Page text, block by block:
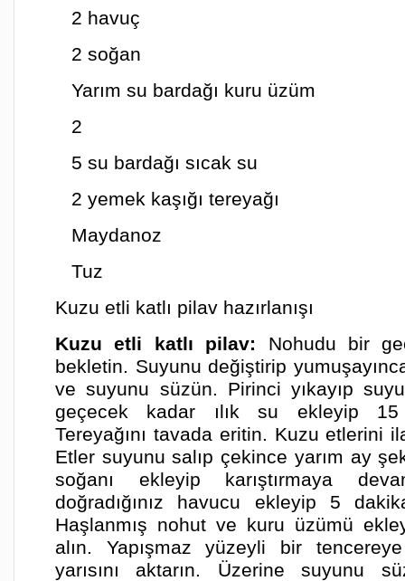
2 havuç
2 soğan
Yarım su bardağı kuru üzüm
2
5 su bardağı sıcak su
2 yemek kaşığı tereyağı
Maydanoz
Tuz
Kuzu etli katlı pilav hazırlanışı
Kuzu etli katlı pilav: Nohudu bir
bekletin. Suyunu değiştirip
ve suyunu süzün. Pirinci yıkayıp
geçecek kadar ılık su ekleyip
Tereyağını tavada eritin. Kuzu etlerini
Etler suyunu salıp çekince yarım ay
soğanı ekleyip karıştırmaya
doğradığınız havucu ekleyip 5
Haşlanmış nohut ve kuru üzümü
alın. Yapışmaz yüzeyli bir
yarısını aktarın. Üzerine suyunu